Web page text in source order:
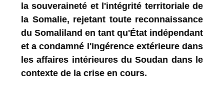
la souveraineté et l'intégrité territoriale de
la Somalie, rejetant toute reconnaissance
du Somaliland en tant qu'État indépendant
et a condamné l'ingérence extérieure dans
les affaires intérieures du Soudan dans le
contexte de la crise en cours.